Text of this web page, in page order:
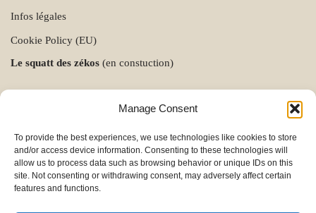
Manage Consent
To provide the best experiences, we use technologies like cookies to store
and/or access device information. Consenting to these technologies will
allow us to process data such as browsing behavior or unique IDs on this
site. Not consenting or withdrawing consent, may adversely affect certain
features and functions.
Infos légales
Cookie Policy (EU)
Le squatt des zékos (en constuction)